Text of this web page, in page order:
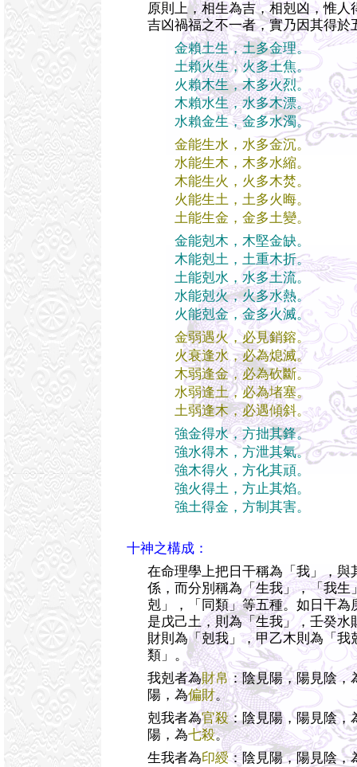
原則上，相生為吉，相剋凶，惟人
吉凶禍福之不一者，實乃因其得於
金賴土生，土多金理。
土賴火生，火多土焦。
火賴木生，木多火烈。
木賴水生，水多木漂。
水賴金生，金多水濁。
金能生水，水多金沉。
水能生木，木多水縮。
木能生火，火多木焚。
火能生土，土多火晦。
土能生金，金多土變。
金能剋木，木堅金缺。
木能剋土，土重木折。
土能剋水，水多土流。
水能剋火，火多水熱。
火能剋金，金多火滅。
金弱遇火，必見銷鎔。
火衰逢水，必為熄滅。
木弱逢金，必為砍斷。
水弱逢土，必為堵塞。
土弱逢木，必遇傾斜。
強金得水，方拙其鋒。
強水得木，方泄其氣。
強木得火，方化其頑。
強火得土，方止其焰。
強土得金，方制其害。
十神之構成：
在命理學上把日干稱為「我」，與
係，而分別稱為「生我」，「我生
剋」，「同類」等五種。如日干為
是戊己土，則為「生我」，壬癸水
財則為「剋我」，甲乙木則為「我
類」。
我剋者為財帛：陰見陽，陽見陰，
陽，為偏財。
剋我者為官殺：陰見陽，陽見陰，
陽，為七殺。
生我者為印綬：陰見陽，陽見陰，